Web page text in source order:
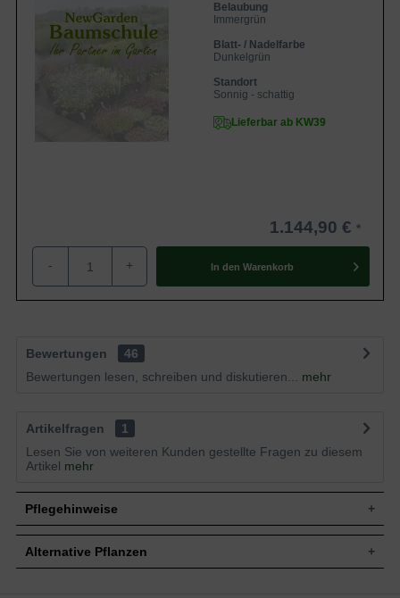
Belaubung
Immergrün
Blatt- / Nadelfarbe
Dunkelgrün
Standort
Sonnig - schattig
Lieferbar ab KW39
1.144,90 €
- + In den Warenkorb
Bewertungen
46
Bewertungen lesen, schreiben und diskutieren...
mehr
Artikelfragen
1
Lesen Sie von weiteren Kunden gestellte Fragen zu diesem
Artikel mehr
Pflegehinweise
Pflanz- und Pflegetipps Ilex crenata 'Dark Green'
Alternative Pflanzen